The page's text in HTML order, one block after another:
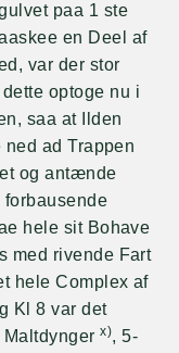
paa 1 ste
en Deel af
var der stor
optoge nu i
saa at Ilden
ad Trappen
og antænde
forbausende
hele sit Bohave
med rivende Fart
hele Complex af
Kl 8 var det
Maltdyngerx), 5-